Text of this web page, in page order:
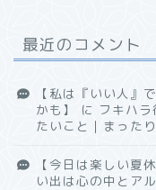
最近のコメント
【私は『いい人』
かも】
に フキハ
たいこと｜まった
【今日は楽しい夏
い出は心の中とア